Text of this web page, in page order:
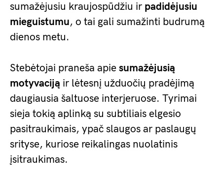
sumažėjusiu kraujospūdžiu ir padidėjusiu
mieguistumu, o tai gali sumažinti budrumą
dienos metu.
Stebėtojai praneša apie sumažėjusią
motyvaciją ir lėtesnį užduočių pradėjimą
daugiausia šaltuose interjeruose. Tyrimai
sieja tokią aplinką su subtiliais elgesio
pasitraukimais, ypač slaugos ar paslaugų
srityse, kuriose reikalingas nuolatinis
įsitraukimas.